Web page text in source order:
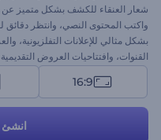
شعار العنقاء للكشف بشكل متميز
واكتب المحتوى النصي، وانتظر
بشكل مثالي للإعلانات التفلزيونية،
القنوات، وافتتاحيات العروض
اختبر متعة امتلاك صورة قوية
المذهل. جرب الآن!
16:9
انشئ